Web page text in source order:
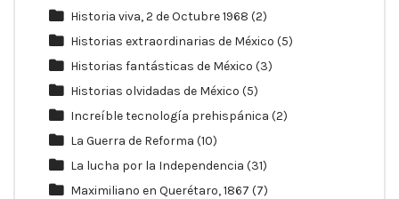
Historia viva, 2 de Octubre 1968 (2)
Historias extraordinarias de México (5)
Historias fantásticas de México (3)
Historias olvidadas de México (5)
Increíble tecnología prehispánica (2)
La Guerra de Reforma (10)
La lucha por la Independencia (31)
Maximiliano en Querétaro, 1867 (7)